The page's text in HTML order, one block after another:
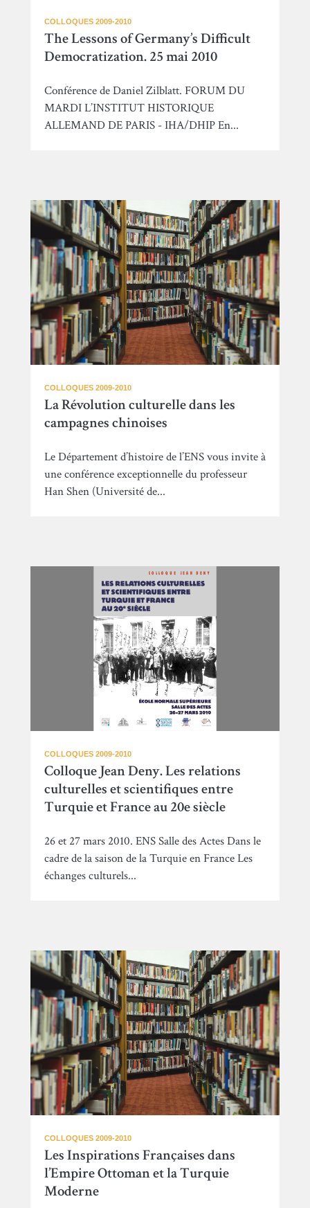
COLLOQUES 2009-2010
The Lessons of Germany’s Difficult
Democratization. 25 mai 2010
Conférence de Daniel Zilblatt. FORUM DU
MARDI L’INSTITUT HISTORIQUE
ALLEMAND DE PARIS - IHA/DHIP En...
COLLOQUES 2009-2010
La Révolution culturelle dans les
campagnes chinoises
Le Département d’histoire de l’ENS vous invite à
une conférence exceptionnelle du professeur
Han Shen (Université de...
COLLOQUES 2009-2010
Colloque Jean Deny. Les relations
culturelles et scientifiques entre
Turquie et France au 20e siècle
26 et 27 mars 2010. ENS Salle des Actes Dans le
cadre de la saison de la Turquie en France Les
échanges culturels...
COLLOQUES 2009-2010
Les Inspirations Françaises dans
l’Empire Ottoman et la Turquie
Moderne